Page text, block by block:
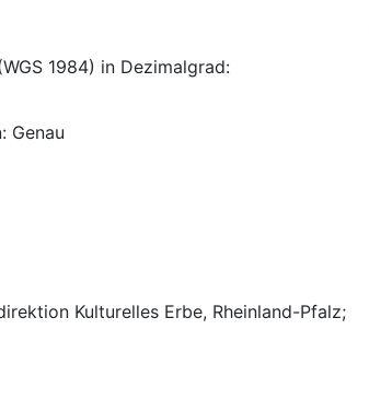
1984) in Dezimalgrad:
Genau
Kulturelles Erbe, Rheinland-Pfalz;